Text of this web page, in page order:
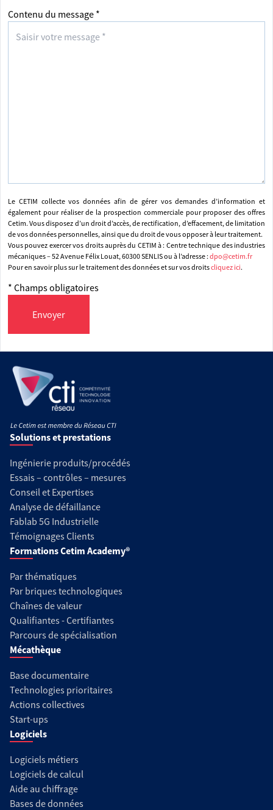
Contenu du message *
Le CETIM collecte vos données afin de gérer vos demandes d’information et
également pour réaliser de la prospection commerciale pour proposer des offres
Cetim. Vous disposez d’un droit d’accès, de rectification, d’effacement, de limitation
de vos données personnelles, ainsi que du droit de vous opposer à leur traitement.
Vous pouvez exercer vos droits auprès du CETIM à : Centre technique des industries
mécaniques – 52 Avenue Félix Louat, 60300 SENLIS ou à l’adresse : dpo@cetim.fr
Pour en savoir plus sur le traitement des données et sur vos droitscliquez ici.
* Champs obligatoires
Envoyer
Solutions et prestations
Ingénierie produits/procédés
Essais – contrôles – mesures
Conseil et Expertises
Analyse de défaillance
Fablab 5G Industrielle
Témoignages Clients
Formations Cetim Academy®
Par thématiques
Par briques technologiques
Chaînes de valeur
Qualifiantes - Certifiantes
Parcours de spécialisation
Mécathèque
Base documentaire
Technologies prioritaires
Actions collectives
Start-ups
Logiciels
Logiciels métiers
Logiciels de calcul
Aide au chiffrage
Bases de données